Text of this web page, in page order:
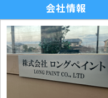
会社情報